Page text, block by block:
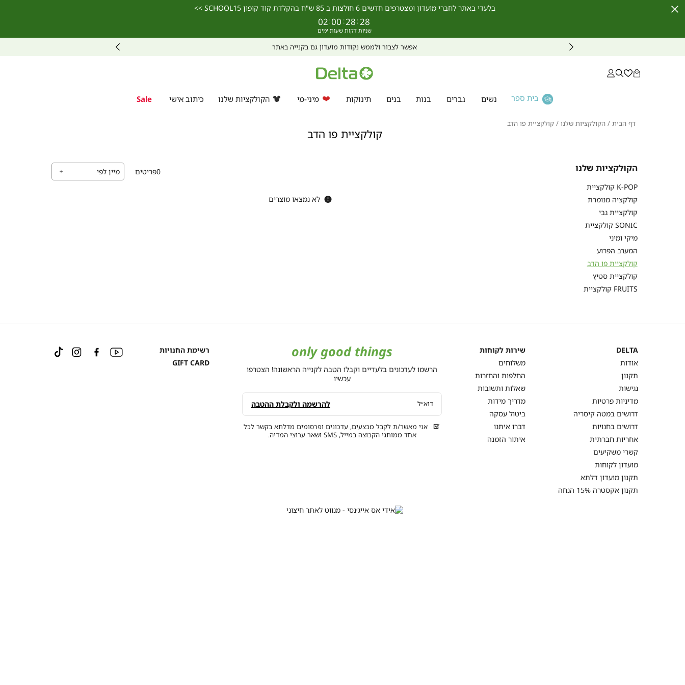
Close
בלעדי באתר לחברי מועדון ומצטרפים חדשים 6 חולצות ב 85 ש"ח בהקלדת קוד קופון SCHOOL15 >>
02: 00 :28 :28
אפשר לצבור ולממש נקודות מועדון גם בקנייה באתר
בית ספר נשים גברים בנות בנים תינוקות מיני-מי הקולקציות שלנו כיתוב אישי Sale
קולקציית פו הדב
דף הבית דףהקולקציות שלנו הקולקציות
קולקציית פו הדבקולקציית
הקולקציות שלנו
קולקציית K-POP
קולקציה מנומרת
קולקציית גבי
קולקציית SONIC
מיקי ומיני
המערב הפרוע
קולקציית פו הדב
קולקציית סטיץ
קולקציית FRUITS
0פריטים
לא נמצאו מוצרים
DELTA
DELTA
אודות
תקנון
נגישות
מדיניות פרטיות
דרושים במטה קיסריה
דרושים בחנויות
אחריות חברתית
קשרי משקיעים
מועדון לקוחות
תקנון מועדון דלתא
תקנון אקסטרה 15% הנחה
שירות
לקוחות
שירות לקוחות
משלוחים
החלפות והחזרות
שאלות ותשובות
מדריך מידות
ביטול עסקה
דברו איתנו
איתור הזמנה
only good things
הרשמו לעדכונים בלעדיים וקבלו הטבה לקנייה הראשונה! הצטרפו
עכשיו
דוא״ל
אני מאשר/ת לקבל מבצעים, עדכונים ופרסומים מדלתא בקשר לכל
אחד ממותגי הקבוצה במייל, SMS ושאר ערוצי המדיה.
להרשמה ולקבלת ההטבה
רשימת החנויות
GIFT CARD
YouTube
Facebook
Instagram
TikTok